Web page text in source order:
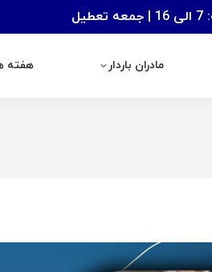
مادران باردار هفته
مادران باردار